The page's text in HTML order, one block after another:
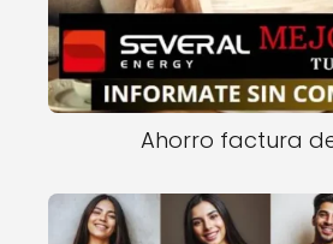
Ahorro factura